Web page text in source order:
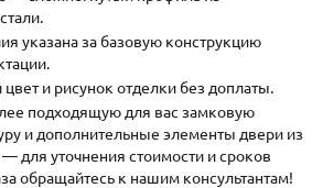
ЗАПРОСИТЬ РАСЧЕТ
Записаться на замер
указана за базовую конструкцию
и рисунок отделки без доплаты.
подходящую для вас замковую
и дополнительные элементы двери из
— для уточнения стоимости и сроков
обращайтесь к нашим консультантам!